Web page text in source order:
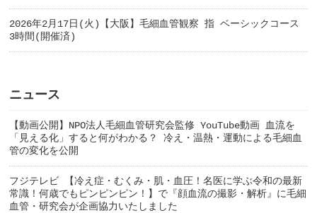
2026年2月17日(火)【大阪】毛細血管観察 指 ベーシックコース
3時間(開催済)
ニュース
【動画公開】NPO法人毛細血管研究会監修 YouTube動画 血流を
「見える化」すると何がわかる？ 冷え・温熱・運動による毛細血
管の変化を公開
フジテレビ 【冷え症・むくみ・肌・血圧！名医に学ぶ令和の最新
常識！何歳でもピンピンピン！】で『顔血流の撮影・解析』に毛細
血管・研究会が企画協力いたしました